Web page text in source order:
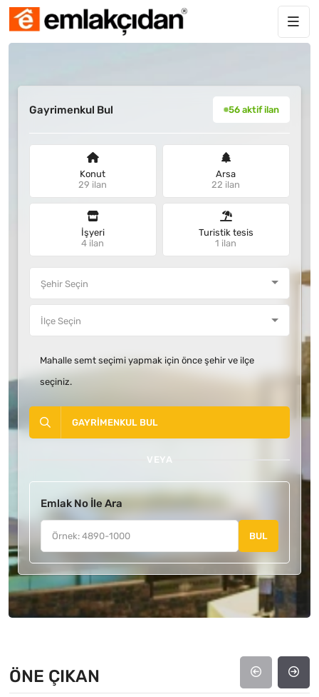
Gayrimenkul Bul 56 aktif ilan
Konut
29 ilan
Arsa
22 ilan
İşyeri
4 ilan
Turistik tesis
1 ilan
Mahalle semt seçimi yapmak için önce şehir ve ilçe
seçiniz.
GAYRIMENKUL BUL
VEYA
Emlak No İle Ara
BUL
ÖNE ÇIKAN